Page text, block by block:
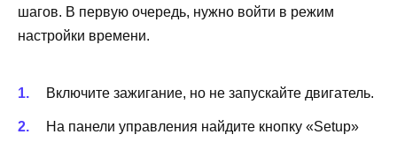
шагов. В первую очередь, нужно войти в режим
настройки времени.
Включите зажигание, но не запускайте двигатель.
На панели управления найдите кнопку «Setup»